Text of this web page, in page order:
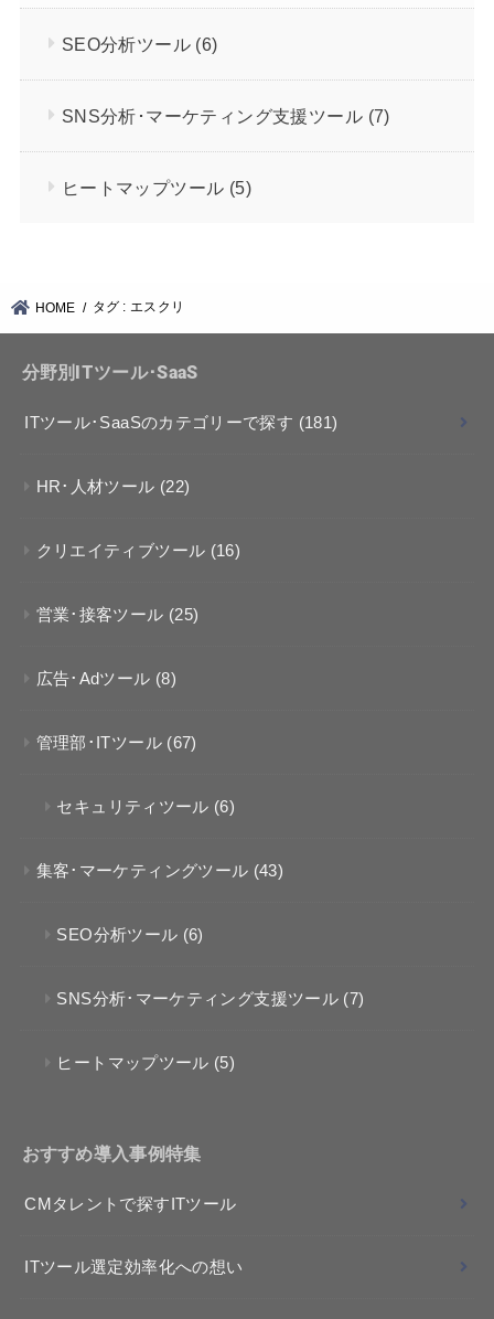
SEO分析ツール (6)
SNS分析･マーケティング支援ツール (7)
ヒートマップツール (5)
HOME タグ : エスクリ
分野別ITツール･SaaS
ITツール･SaaSのカテゴリーで探す (181)
HR･人材ツール (22)
クリエイティブツール (16)
営業･接客ツール (25)
広告･Adツール (8)
管理部･ITツール (67)
セキュリティツール (6)
集客･マーケティングツール (43)
SEO分析ツール (6)
SNS分析･マーケティング支援ツール (7)
ヒートマップツール (5)
おすすめ導入事例特集
CMタレントで探すITツール
ITツール選定効率化への想い